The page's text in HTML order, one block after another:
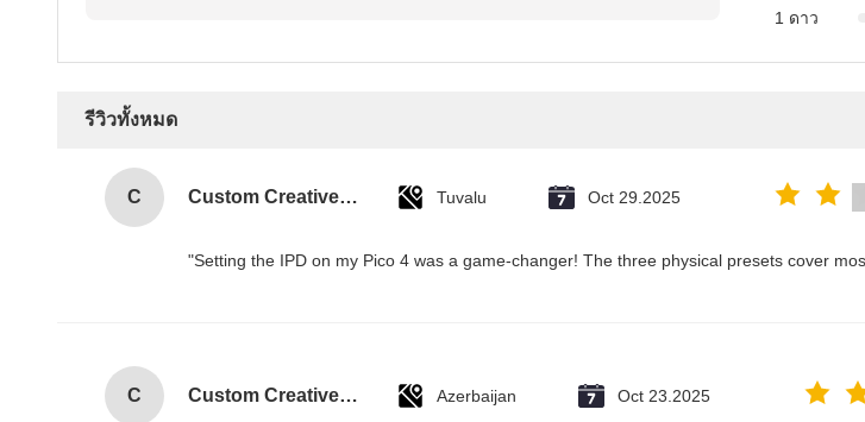
1 ดาว
รีวิวทั้งหมด
C Custom Creative Goodie Christmas Kraft Paper Gift Bag with Your Own Logo for Xmas Decorative Party Tuvalu Oct 29.2025
"Setting the IPD on my Pico 4 was a game-changer! The three physical presets cover
C Custom Creative Goodie Christmas Kraft Paper Gift Bag with Your Own Logo for Xmas Decorative Party Azerbaijan Oct 23.2025